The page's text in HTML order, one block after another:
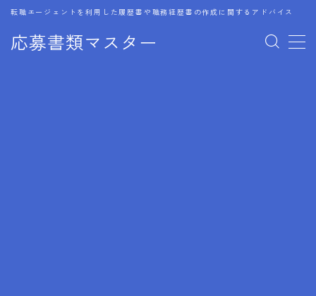
応募書類マスター
転職エージェントを利用した履歴書や職務経歴書の作成に関するアドバイス
MENU